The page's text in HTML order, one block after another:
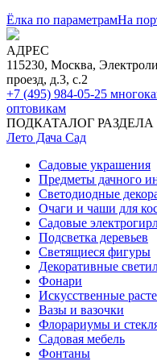
Ёлка по параметрамНа
АДРЕС
115230, Москва,
проезд, д.3, с.2
+7 (495) 984-05-25
оптовикам
ПОДКАТАЛОГ РАЗДЕЛА
Лето Дача Сад
Садовые украшения
Предметы дачного
Светодиодные
Очаги и чаши для
Садовые
Подсветка деревьев
Светящиеся фигуры
Декоративные
Фонари
Искусственные
Вазы и вазочки
Флорариумы и
Садовая мебель
Фонтаны